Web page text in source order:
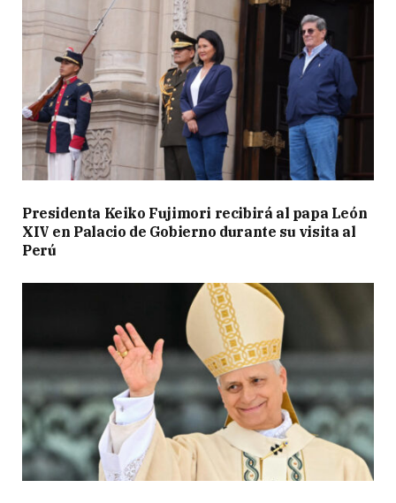
Presidenta Keiko Fujimori recibirá al papa León
XIV en Palacio de Gobierno durante su visita al
Perú